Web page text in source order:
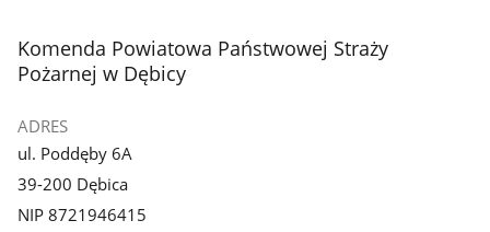
stopka
Komenda Powiatowa Państwowej Straży
Pożarnej w Dębicy
ADRES
ul. Poddęby 6A
39-200 Dębica
NIP 8721946415